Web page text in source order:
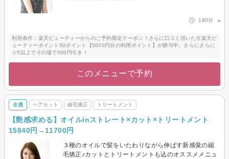
180分 -
利用条件：楽天ビューティーからのご予約限定クーポン！さらに口コミ頂いた方楽天ビ
ューティーポイント50ポイント【5000円分の利用ポイント】が贈与中。さらにさらに
☆5以上でその場で500円引き！
このメニューで予約
全員 ヘアカット 縮毛矯正 トリートメント
【艶感求める】オイルinストレート×カット×トリートメント
15840円→11700円
３種のオイルで髪をいたわりながら伸ばす新感覚の縮
毛矯正♪カットとトリートメントも込のオススメメニュ